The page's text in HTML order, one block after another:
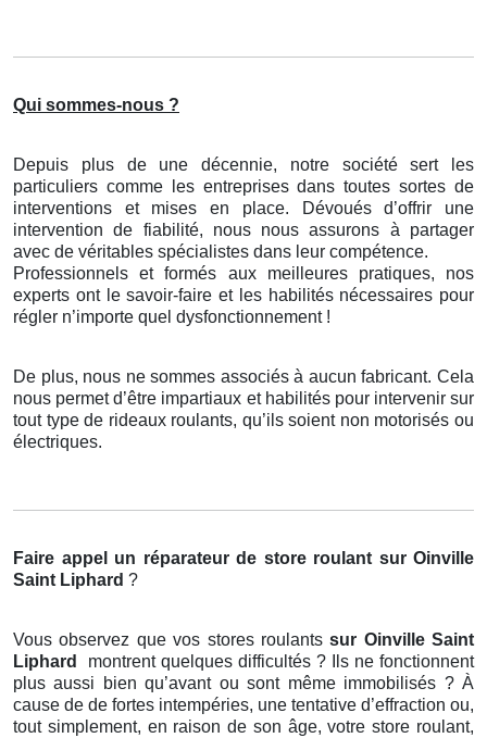
Qui sommes-nous ?
Depuis plus de une décennie, notre société sert les
particuliers comme les entreprises dans toutes sortes de
interventions et mises en place. Dévoués d’offrir une
intervention de fiabilité, nous nous assurons à partager
avec de véritables spécialistes dans leur compétence.
Professionnels et formés aux meilleures pratiques, nos
experts ont le savoir-faire et les habilités nécessaires pour
régler n’importe quel dysfonctionnement !
De plus, nous ne sommes associés à aucun fabricant. Cela
nous permet d’être impartiaux et habilités pour intervenir sur
tout type de rideaux roulants, qu’ils soient non motorisés ou
électriques.
Faire appel un réparateur de store roulant sur Oinville
Saint Liphard ?
Vous observez que vos stores roulantssur Oinville Saint
Liphard
montrent quelques difficultés ? Ils ne fonctionnent
plus aussi bien qu’avant ou sont même immobilisés ? À
cause de de fortes intempéries, une tentative d’effraction ou,
tout simplement, en raison de son âge, votre store roulant,